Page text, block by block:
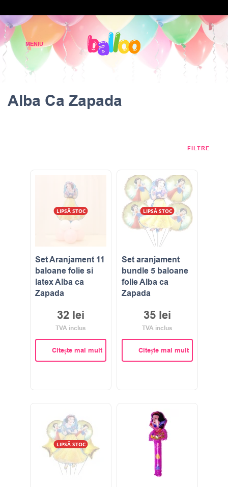
Alba Ca Zapada
FILTRE
LIPSĂ STOC
Set Aranjament 11
baloane folie si
latex Alba ca
Zapada
32 lei
TVA inclus
Citește mai mult
LIPSĂ STOC
Set aranjament
bundle 5 baloane
folie Alba ca
Zapada
35 lei
TVA inclus
Citește mai mult
LIPSĂ STOC